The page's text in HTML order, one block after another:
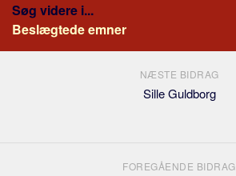
Søg videre i...
Beslægtede emner
NÆSTE BIDRAG
Sille Guldborg
FOREGÅENDE BIDRAG